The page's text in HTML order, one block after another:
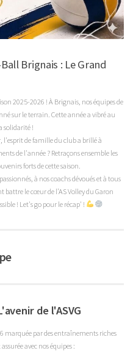
Brignais : Le Grand
2025-2026 ! À Brignais, nos équipes de
sur le terrain. Cette année a vibré au
solidarité !
l'esprit de famille du club a brillé à
de l'année ? Retraçons ensemble les
forts de cette saison.
à nos coachs dévoués et à tous
battre le cœur de l’AS Volley du Garon
! Let's go pour le récap' !
de l'ASVG
marquée par des entraînements riches
avec nos équipes :